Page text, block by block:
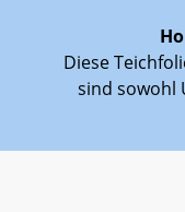
Diese
sind sowohl